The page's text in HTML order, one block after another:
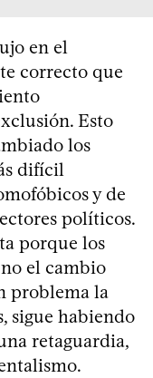
en el
correcto que
Esto
los
difícil
y de
políticos.
porque los
el cambio
problema la
sigue habiendo
retaguardia,